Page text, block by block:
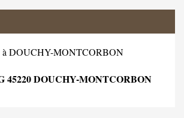
à DOUCHY-MONTCORBON
45220 DOUCHY-MONTCORBON